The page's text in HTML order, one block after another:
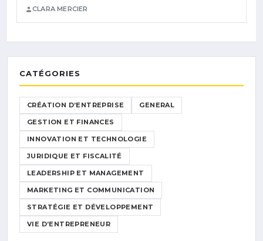
CLARA MERCIER
CATÉGORIES
CRÉATION D’ENTREPRISE GENERAL
GESTION ET FINANCES
INNOVATION ET TECHNOLOGIE
JURIDIQUE ET FISCALITÉ
LEADERSHIP ET MANAGEMENT
MARKETING ET COMMUNICATION
STRATÉGIE ET DÉVELOPPEMENT
VIE D’ENTREPRENEUR